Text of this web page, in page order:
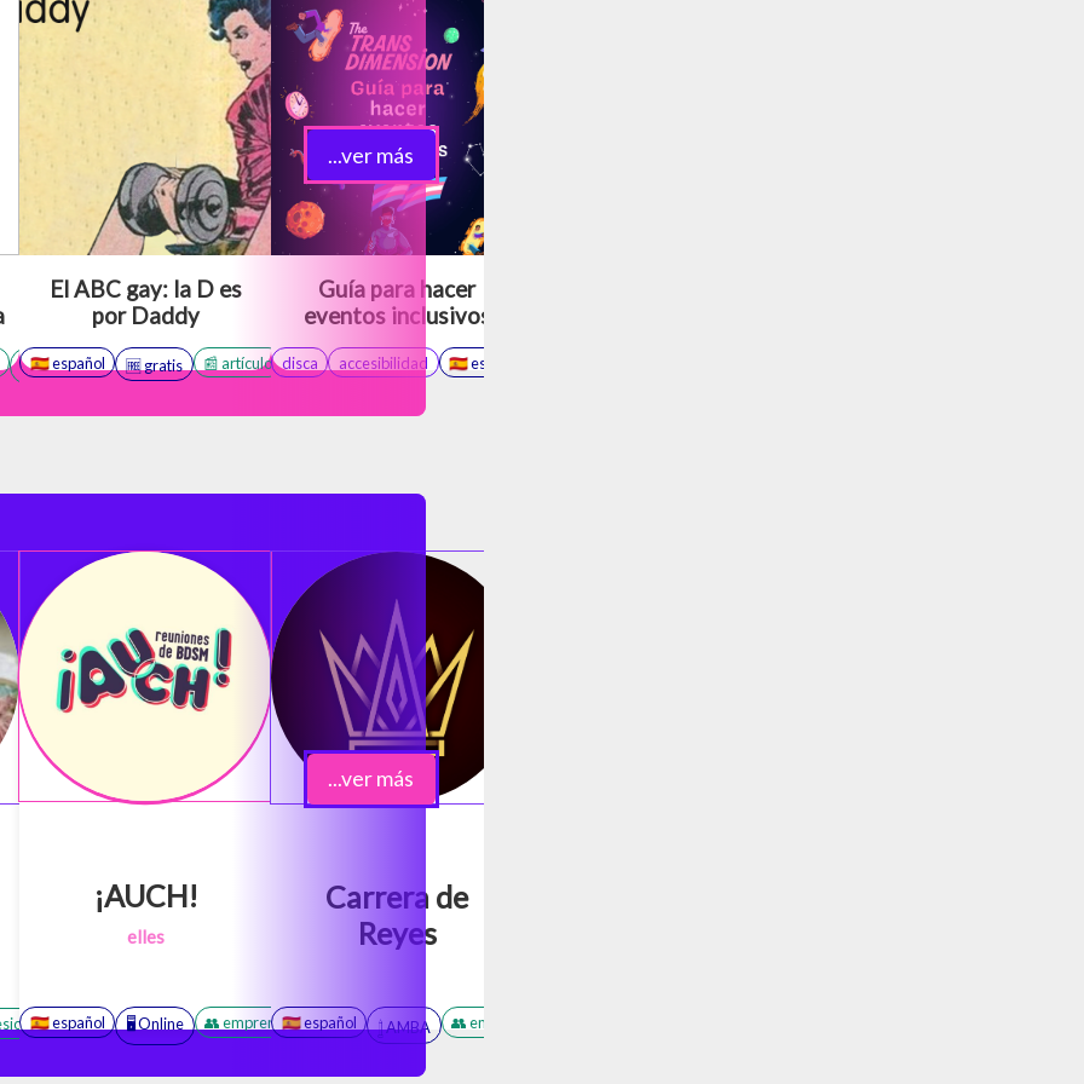
📥 descargable seguridad 🤝 negociación salud
El ABC gay: la D es
por Daddy
🇪🇸 español 🆓 gratis 📰 artículo 🛜 online ❤️ BDSM 👨‍👧 ddlg
Guía para hacer
eventos inclusivos
disca accesibilidad 🇪🇸 español
...ver más
👩‍🏫 clases
¡AUCH!
elles
🇪🇸 español 🖥️ Online 👥 emprendimiento 👥 comunidad ❤️ BDSM
Carrera de
Reyes
🇪🇸 español 𓉶 AMBA 👥 emprendimiento
...ver más